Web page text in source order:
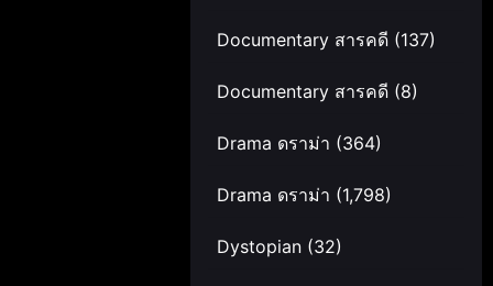
Documentary สารคดี (137)
Documentary สารคดี (8)
Drama ดราม่า (364)
Drama ดราม่า (1,798)
Dystopian (32)